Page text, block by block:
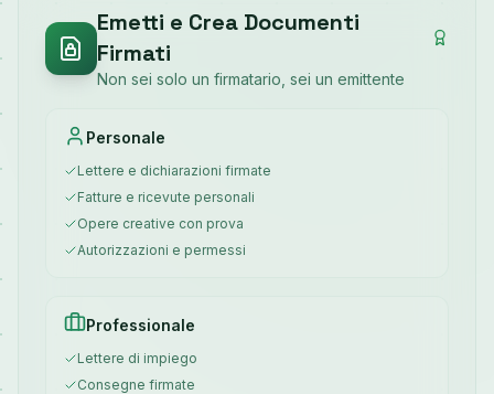
Emetti e Crea Documenti
Firmati
Non sei solo un firmatario, sei un emittente
Personale
Lettere e dichiarazioni firmate
Fatture e ricevute personali
Opere creative con prova
Autorizzazioni e permessi
Professionale
Lettere di impiego
Consegne firmate